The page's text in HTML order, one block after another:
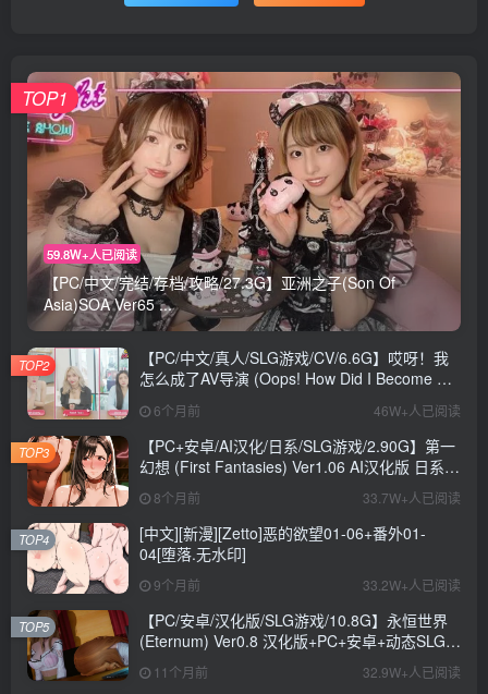
59.8W+人已阅读
【PC/中文/完结/存档/攻略/27.3G】亚洲之子(Son Of
Asia)SOA Ver65 ...
TOP1
【PC/中文/真人/SLG游戏/CV/6.6G】哎呀！我
怎么成了AV导演 (Oops! How Did I Become An
AV Director?) Ver0.1.1 中文版+真人SLG游戏
+CV+6.6G
6个月前 46W+人已阅读
TOP2
【PC+安卓/AI汉化/日系/SLG游戏/2.90G】第一
幻想 (First Fantasies) Ver1.06 AI汉化版 日系
SLG游戏+2.90G
8个月前 33.7W+人已阅读
TOP3
[中文][新漫][Zetto]恶的欲望01-06+番外01-
04[堕落.无水印]
9个月前 33.2W+人已阅读
TOP4
【PC/安卓/汉化版/SLG游戏/10.8G】永恒世界
(Eternum) Ver0.8 汉化版+PC+安卓+动态SLG游
戏+10.8G
11个月前 32.9W+人已阅读
TOP5